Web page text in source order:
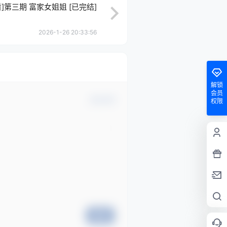
第三期 富家女姐姐 [已完结]
2026-1-26 20:33:56
解锁
会员
权限